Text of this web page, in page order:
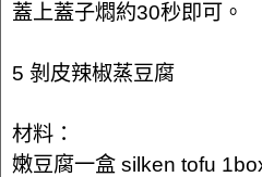
蓋上蓋子燜約30秒即可。
5 剝皮辣椒蒸豆腐
材料：
嫩豆腐一盒 silken tofu